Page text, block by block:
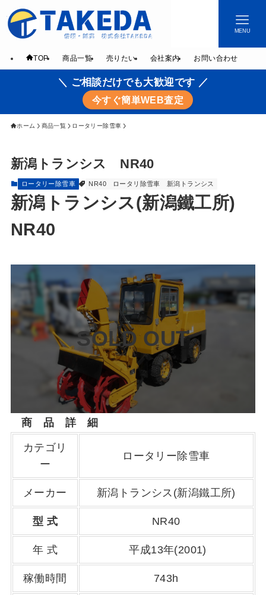
MENU
TOP 商品一覧 売りたい 会社案内 お問い合わせ
＼ ご相談だけでも大歓迎です ／
今すぐ簡単WEB査定
ホーム 商品一覧 ロータリー除雪車
新潟トランシス NR40
ロータリー除雪車 NR40 ロータリ除雪車 新潟トランシス
新潟トランシス(新潟鐵工所)
NR40
SOLD OUT
商 品 詳 細
カテゴリ
ー
ロータリー除雪車
メーカー 新潟トランシス(新潟鐵工所)
型 式 NR40
年 式 平成13年(2001)
稼働時間 743h